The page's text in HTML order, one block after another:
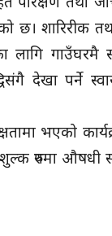
छ। शारिरीक
गाउँघरमै
देखा पर्ने
भएको
रुपमा